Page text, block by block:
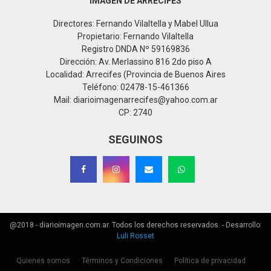
Directores: Fernando Vilaltella y Mabel Ullua
Propietario: Fernando Vilaltella
Registro DNDA Nº 59169836
Dirección: Av. Merlassino 816 2do piso A
Localidad: Arrecifes (Provincia de Buenos Aires
Teléfono: 02478-15-461366
Mail: diarioimagenarrecifes@yahoo.com.ar
CP: 2740
SEGUINOS
@2018 - diarioimagen.com.ar. Todos los derechos reservados. - Desarrollo:
Luli Rosset
Quienes somos Términos y Condiciones Política de privacidad